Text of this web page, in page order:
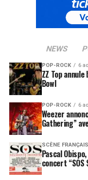
NEWS
POP-ROCK 6
ZZ Top
Bowl
POP-ROCK 6
Weezer
Gathering”
SCÈNE
Pascal
concert